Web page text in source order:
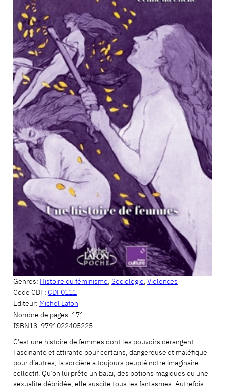
Genres: Histoire du féminisme Sociologie Violences
Code CDF: CDF0111
Editeur: Michel Lafon
Nombre de pages: 171
ISBN13: 9791022405225
C’est une histoire de femmes dont les pouvoirs dérangent.
Fascinante et attirante pour certains, dangereuse et maléfique
pour d’autres, la sorcière a toujours peuplé notre imaginaire
collectif. Qu’on lui prête un balai, des potions magiques ou une
sexualité débridée, elle suscite tous les fantasmes. Autrefois